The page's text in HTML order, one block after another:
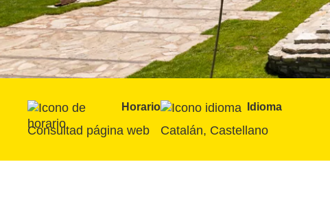
Horario
Consultad página web
Idioma
Catalán, Castellano